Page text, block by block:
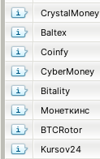
CrystalMoney
Baltex
Coinfy
CyberMoney
Bitality
Монеткинс
BTCRotor
Kursov24